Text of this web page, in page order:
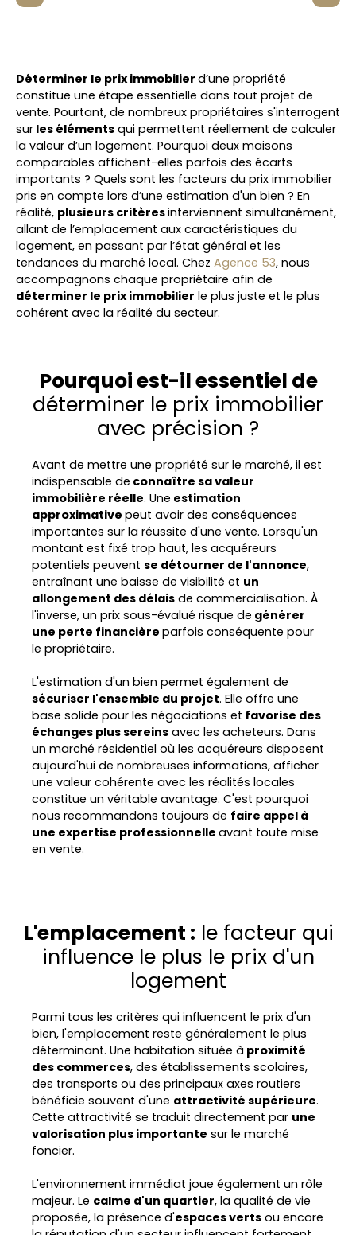
Déterminer le prix immobilier d’une propriété
constitue une étape essentielle dans tout projet de
vente. Pourtant, de nombreux propriétaires s'interrogent
sur les éléments qui permettent réellement de calculer
la valeur d’un logement. Pourquoi deux maisons
comparables affichent-elles parfois des écarts
importants ? Quels sont les facteurs du prix immobilier
pris en compte lors d’une estimation d'un bien ? En
réalité, plusieurs critèresinterviennent simultanément,
allant de l’emplacement aux caractéristiques du
logement, en passant par l’état général et les
tendances du marché local. Chez Agence 53, nous
accompagnons chaque propriétaire afin de
déterminer le prix immobilier le plus juste et le plus
cohérent avec la réalité du secteur.
Pourquoi est-il essentiel de
déterminer le prix immobilier
avec précision ?
Avant de mettre une propriété sur le marché, il est
indispensable de connaître sa valeur
immobilière réelle. Une estimation
approximative peut avoir des conséquences
importantes sur la réussite d'une vente. Lorsqu'un
montant est fixé trop haut, les acquéreurs
potentiels peuvent se détourner de l'annonce,
entraînant une baisse de visibilité et un
allongement des délais de commercialisation. À
l'inverse, un prix sous-évalué risque de générer
une perte financière parfois conséquente pour
le propriétaire.
L'estimation d'un bien permet également de
sécuriser l'ensemble du projet. Elle offre une
base solide pour les négociations et favorise des
échanges plus sereins avec les acheteurs. Dans
un marché résidentiel où les acquéreurs disposent
aujourd'hui de nombreuses informations, afficher
une valeur cohérente avec les réalités locales
constitue un véritable avantage. C'est pourquoi
nous recommandons toujours de faire appel à
une expertise professionnelle avant toute mise
en vente.
L'emplacement : le facteur qui
influence le plus le prix d'un
logement
Parmi tous les critères qui influencent le prix d'un
bien, l'emplacement reste généralement le plus
déterminant. Une habitation située à proximité
des commerces, des établissements scolaires,
des transports ou des principaux axes routiers
bénéficie souvent d'une attractivité supérieure.
Cette attractivité se traduit directement par une
valorisation plus importante sur le marché
foncier.
L'environnement immédiat joue également un rôle
majeur. Le calme d'un quartier, la qualité de vie
proposée, la présence d'espaces verts ou encore